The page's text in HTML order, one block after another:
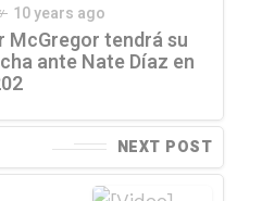
10 years ago
McGregor tendrá su
ante Nate Díaz en
NEXT POST